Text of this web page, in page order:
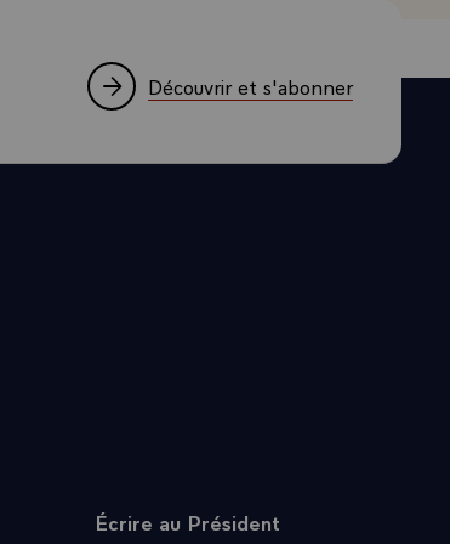
Découvrir et s'abonner
Écrire au Président